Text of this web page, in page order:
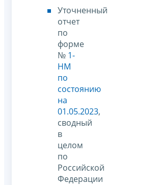
Уточненный
отчет
по
форме
№ 1-
НМ
по
состоянию
на
01.05.2023,
сводный
в
целом
по
Российской
Федерации